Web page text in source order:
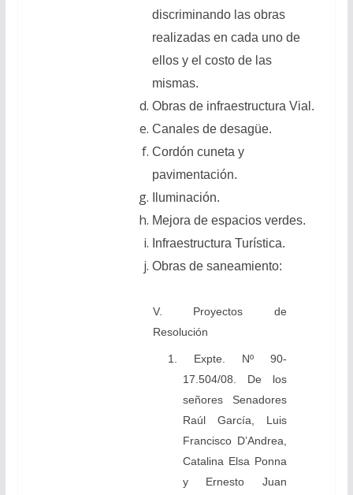
discriminando las obras
realizadas en cada uno de
ellos y el costo de las
mismas.
Obras de infraestructura Vial.
Canales de desagüe.
Cordón cuneta y
pavimentación.
Iluminación.
Mejora de espacios verdes.
Infraestructura Turística.
Obras de saneamiento:
V. Proyectos de
Resolución
1. Expte. Nº 90-
17.504/08. De los
señores Senadores
Raúl García, Luis
Francisco D’Andrea,
Catalina Elsa Ponna
y Ernesto Juan